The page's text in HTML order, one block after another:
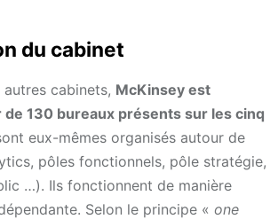
du cabinet
cabinets, McKinsey est
130 bureaux présents sur les cinq
eux-mêmes organisés autour de
pôles fonctionnels, pôle stratégie,
…). Ils fonctionnent de manière
Selon le principe « one